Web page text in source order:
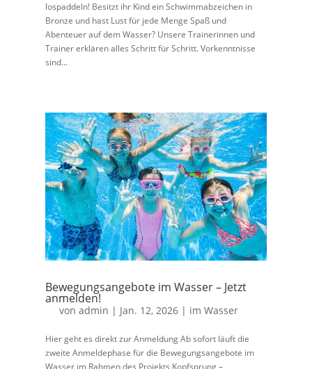
lospaddeln! Besitzt ihr Kind ein Schwimmabzeichen in
Bronze und hast Lust für jede Menge Spaß und
Abenteuer auf dem Wasser? Unsere Trainerinnen und
Trainer erklären alles Schritt für Schritt. Vorkenntnisse
sind...
Bewegungsangebote im Wasser – Jetzt
anmelden!
von admin | Jan. 12, 2026| im Wasser
Hier geht es direkt zur Anmeldung Ab sofort läuft die
zweite Anmeldephase für die Bewegungsangebote im